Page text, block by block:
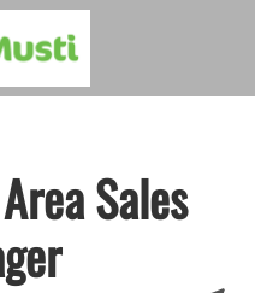
Sales